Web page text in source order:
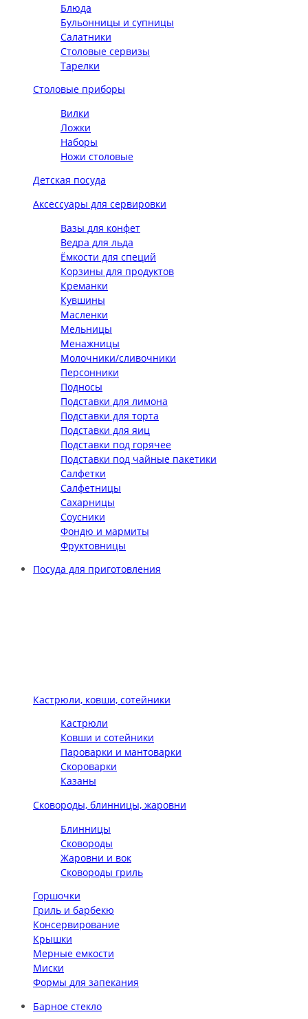
Блюда
Бульонницы и супницы
Салатники
Столовые сервизы
Тарелки
Столовые приборы
Вилки
Ложки
Наборы
Ножи столовые
Детская посуда
Аксессуары для сервировки
Вазы для конфет
Ведра для льда
Ёмкости для специй
Корзины для продуктов
Креманки
Кувшины
Масленки
Мельницы
Менажницы
Молочники/сливочники
Персонники
Подносы
Подставки для лимона
Подставки для торта
Подставки для яиц
Подставки под горячее
Подставки под чайные пакетики
Салфетки
Салфетницы
Сахарницы
Соусники
Фондю и мармиты
Фруктовницы
Посуда для приготовления
Кастрюли, ковши, сотейники
Кастрюли
Ковши и сотейники
Пароварки и мантоварки
Скороварки
Казаны
Сковороды, блинницы, жаровни
Блинницы
Сковороды
Жаровни и вок
Сковороды гриль
Горшочки
Гриль и барбекю
Консервирование
Крышки
Мерные емкости
Миски
Формы для запекания
Барное стекло